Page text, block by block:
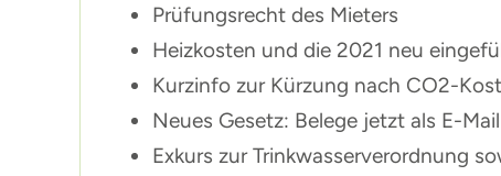
Prüfungsrecht des Mieters
Heizkosten und die 2021 neu
Kurzinfo zur Kürzung nach CO2-
Neues Gesetz: Belege jetzt als E-
Exkurs zur Trinkwasserverordnung